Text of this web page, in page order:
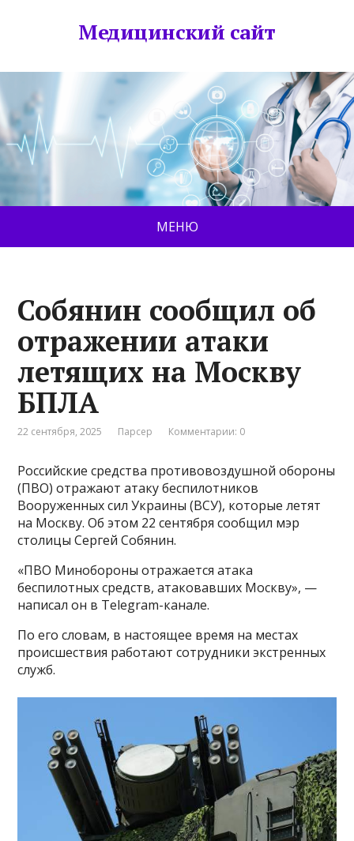
Медицинский сайт
МЕНЮ
Собянин сообщил об
отражении атаки
летящих на Москву
БПЛА
22 сентября, 2025 Парсер Комментарии: 0
Российские средства противовоздушной обороны
(ПВО) отражают атаку беспилотников
Вооруженных сил Украины (ВСУ), которые летят
на Москву. Об этом 22 сентября сообщил мэр
столицы Сергей Собянин.
«ПВО Минобороны отражается атака
беспилотных средств, атаковавших Москву», —
написал он в Telegram-канале.
По его словам, в настоящее время на местах
происшествия работают сотрудники экстренных
служб.